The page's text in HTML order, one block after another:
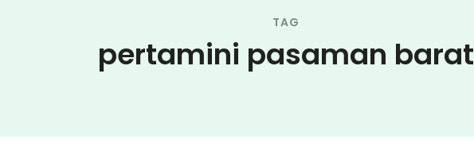
TAG
pertamini pasaman barat